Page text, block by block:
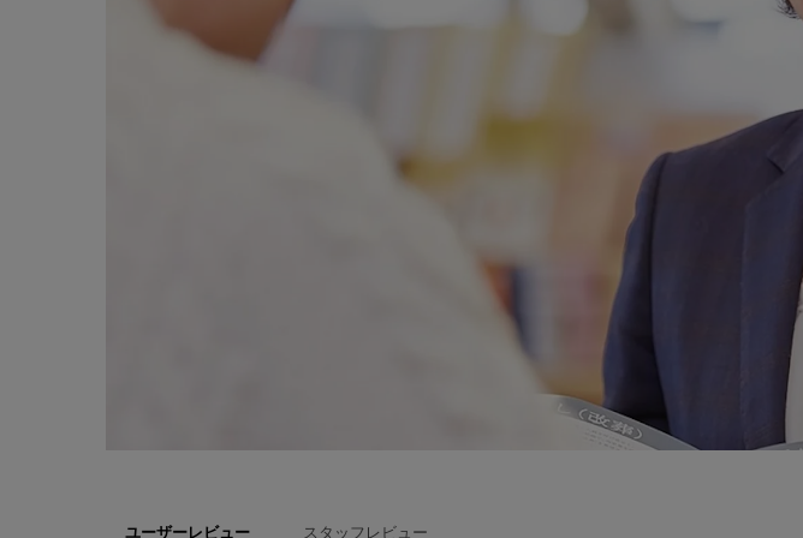
ユーザーレビュー スタッフレビュー